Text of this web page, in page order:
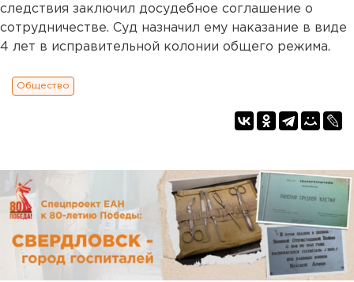
следствия заключил досудебное соглашение о
сотрудничестве. Суд назначил ему наказание в виде
4 лет в исправительной колонии общего режима.
Общество